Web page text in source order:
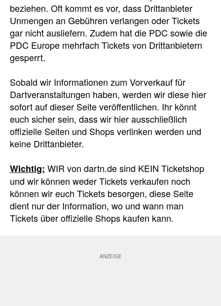
beziehen. Oft kommt es vor, dass Drittanbieter
Unmengen an Gebühren verlangen oder Tickets
gar nicht ausliefern. Zudem hat die PDC sowie die
PDC Europe mehrfach Tickets von Drittanbietern
gesperrt.
Sobald wir Informationen zum Vorverkauf für
Dartveranstaltungen haben, werden wir diese hier
sofort auf dieser Seite veröffentlichen. Ihr könnt
euch sicher sein, dass wir hier ausschließlich
offizielle Seiten und Shops verlinken werden und
keine Drittanbieter.
Wichtig: WIR von dartn.de sind KEIN Ticketshop
und wir können weder Tickets verkaufen noch
können wir euch Tickets besorgen, diese Seite
dient nur der Information, wo und wann man
Tickets über offizielle Shops kaufen kann.